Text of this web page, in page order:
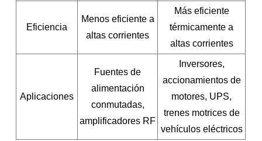
Eficiencia
Menos eficiente a
altas corrientes
Más eficiente
térmicamente a
altas corrientes
Aplicaciones
Fuentes de
alimentación
conmutadas,
amplificadores RF
Inversores,
accionamientos de
motores, UPS,
trenes motrices de
vehículos eléctricos